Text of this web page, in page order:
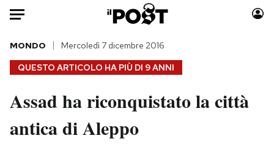
Auto
HOME
Italia
Politica
Moda
QUESTO ARTICOLO HA PIÙ DI 9 ANNI
MONDO Mercoledì 7 dicembre 2016
Assad ha riconquistato la città
antica di Aleppo